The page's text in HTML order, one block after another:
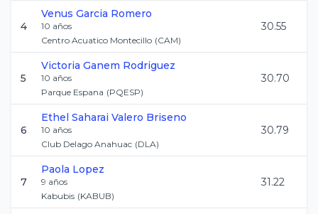
4
Venus Garcia Romero
10 años
Centro Acuatico Montecillo (CAM)
30.55
5
Victoria Ganem Rodriguez
10 años
Parque Espana (PQESP)
30.70
6
Ethel Saharai Valero Briseno
10 años
Club Delago Anahuac (DLA)
30.79
7
Paola Lopez
9 años
Kabubis (KABUB)
31.22